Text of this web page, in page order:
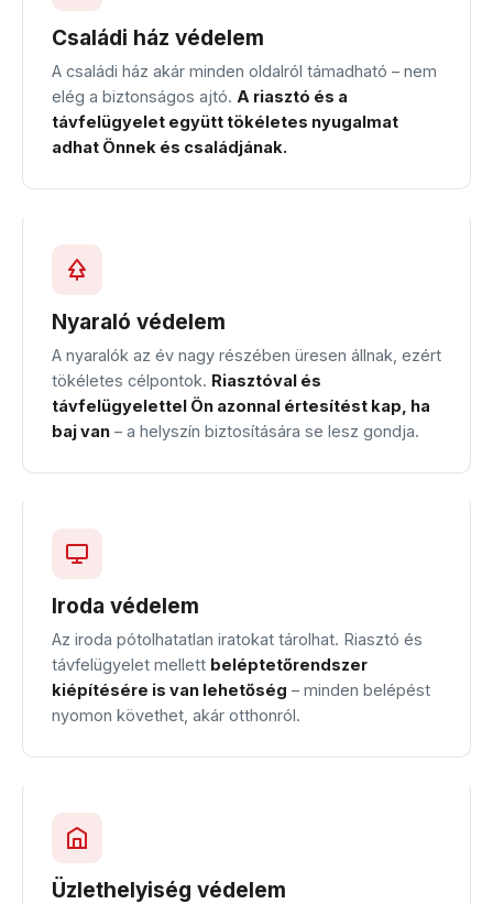
Családi ház védelem
A családi ház akár minden oldalról támadható – nem
elég a biztonságos ajtó. A riasztó és a
távfelügyelet együtt tökéletes nyugalmat
adhat Önnek és családjának.
Nyaraló védelem
A nyaralók az év nagy részében üresen állnak, ezért
tökéletes célpontok. Riasztóval és
távfelügyelettel Ön azonnal értesítést kap, ha
baj van – a helyszín biztosítására se lesz gondja.
Iroda védelem
Az iroda pótolhatatlan iratokat tárolhat. Riasztó és
távfelügyelet mellett beléptetőrendszer
kiépítésére is van lehetőség – minden belépést
nyomon követhet, akár otthonról.
Üzlethelyiség védelem